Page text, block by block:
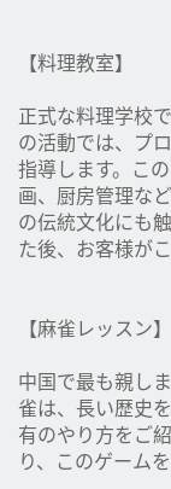
【料理教室】
正式な料理学校
の活動では、プ
指導します。こ
画、厨房管理な
の伝統文化にも
た後、お客様が
【麻雀レッスン】
中国で最も親し
雀は、長い歴史
有のやり方をご
り、このゲーム